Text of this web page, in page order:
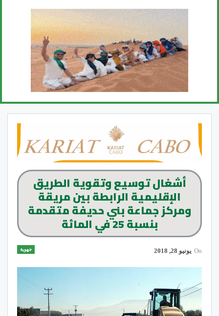
أشغال توسيع وتقوية الطريق
الإقليمية الرابطة بين مريقة
ومركز جماعة بني حديفة متقدمة
بنسبة 25 في المائة
جهوية On يونيو 28, 2018